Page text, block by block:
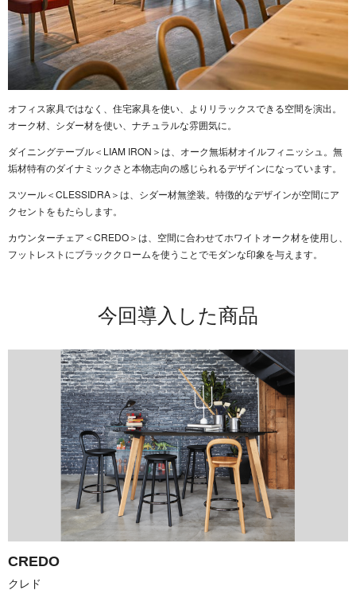
オフィス家具ではなく、住宅家具を使い、よりリラックスできる空間を演出。
オーク材、シダー材を使い、ナチュラルな雰囲気に。
ダイニングテーブル＜LIAM IRON＞は、オーク無垢材オイルフィニッシュ。無
垢材特有のダイナミックさと本物志向の感じられるデザインになっています。
スツール＜CLESSIDRA＞は、シダー材無塗装。特徴的なデザインが空間にア
クセントをもたらします。
カウンターチェア＜CREDO＞は、空間に合わせてホワイトオーク材を使用し、
フットレストにブラッククロームを使うことでモダンな印象を与えます。
今回導入した商品
CREDO